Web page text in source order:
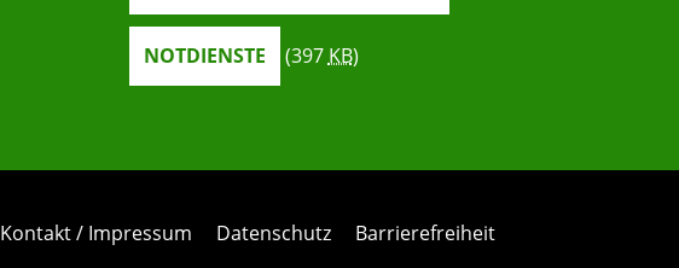
NOTDIENSTE (397KB)
Kontakt / Impressum Datenschutz Barrierefreiheit